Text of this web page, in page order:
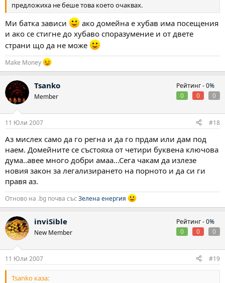
предложиха не беше това което очаквах.
Ми батка зависи
ако домейна е хубав има посещения
и ако се стигне до хубаво споразумение и от двете
страни що да не може
Make Money
Tsanko
Member
Рейтинг -0%
0
0 0
11 Юли 2007 #18
Аз мислех само да го регна и да го прдам или дам под
наем. Домейните се състояха от четири буквена ключова
дума..авее много добри амаа...Сега чакам да излезе
новия закон за легализирането на порното и да си ги
правя аз.
Отново на .bg почва със Зелена енергия
inviSible
New Member
Рейтинг -0%
0
0 0
11 Юли 2007 #19
Tsanko каза: